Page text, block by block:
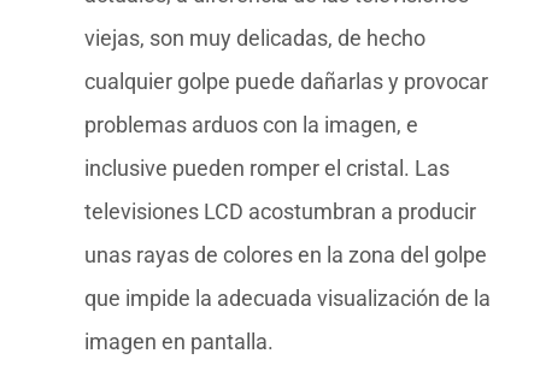
viejas, son muy delicadas, de hecho
cualquier golpe puede dañarlas y provocar
problemas arduos con la imagen, e
inclusive pueden romper el cristal. Las
televisiones LCD acostumbran a producir
unas rayas de colores en la zona del golpe
que impide la adecuada visualización de la
imagen en pantalla.